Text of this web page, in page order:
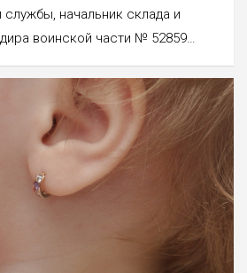
начальник склада и
воинской части № 52859…